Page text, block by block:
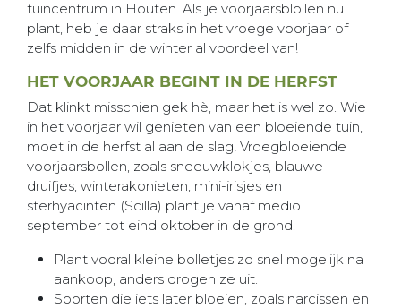
tuincentrum in Houten. Als je voorjaarsblollen nu
plant, heb je daar straks in het vroege voorjaar of
zelfs midden in de winter al voordeel van!
HET VOORJAAR BEGINT IN DE HERFST
Dat klinkt misschien gek hè, maar het is wel zo. Wie
in het voorjaar wil genieten van een bloeiende tuin,
moet in de herfst al aan de slag! Vroegbloeiende
voorjaarsbollen, zoals sneeuwklokjes, blauwe
druifjes, winterakonieten, mini-irisjes en
sterhyacinten (Scilla) plant je vanaf medio
september tot eind oktober in de grond.
Plant vooral kleine bolletjes zo snel mogelijk na
aankoop, anders drogen ze uit.
Soorten die iets later bloeien, zoals narcissen en